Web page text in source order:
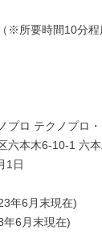
※所要時間10分程
プロ テクノプロ
六本木6-10-1 六
1日
年6月末現在)
6月末現在)